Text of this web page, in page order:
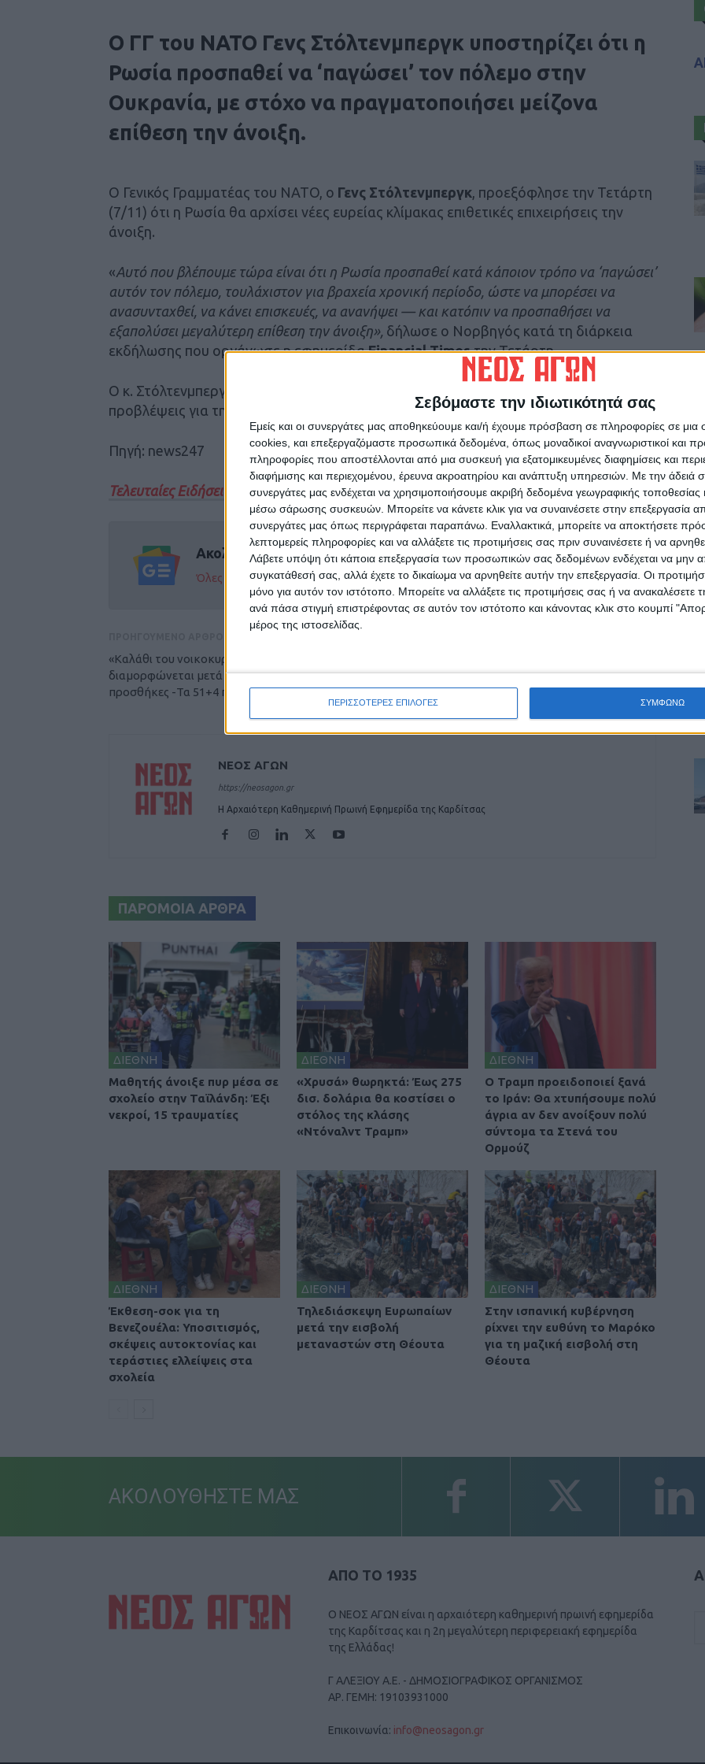
Σεβόμαστε την ιδιωτικότητά σας
Εμείς και οι συνεργάτες μας αποθηκεύουμε και/ή έχουμε πρόσβαση σε πληροφορίες σε
cookies, και επεξεργαζόμαστε προσωπικά δεδομένα, όπως μοναδικοί αναγνωριστικοί και
πληροφορίες που αποστέλλονται από μια συσκευή για εξατομικευμένες διαφημίσεις και
διαφήμισης και περιεχομένου, έρευνα ακροατηρίου και ανάπτυξη υπηρεσιών. Με την άδειά
συνεργάτες μας ενδέχεται να χρησιμοποιήσουμε ακριβή δεδομένα γεωγραφικής τοποθεσίας
μέσω σάρωσης συσκευών. Μπορείτε να κάνετε κλικ για να συναινέσετε στην επεξεργασία
συνεργάτες μας όπως περιγράφεται παραπάνω. Εναλλακτικά, μπορείτε να αποκτήσετε
λεπτομερείς πληροφορίες και να αλλάξετε τις προτιμήσεις σας πριν συναινέσετε ή να
Λάβετε υπόψη ότι κάποια επεξεργασία των προσωπικών σας δεδομένων ενδέχεται να μην
συγκατάθεσή σας, αλλά έχετε το δικαίωμα να αρνηθείτε αυτήν την επεξεργασία. Οι
μόνο για αυτόν τον ιστότοπο. Μπορείτε να αλλάξετε τις προτιμήσεις σας ή να ανακαλέσετε
ανά πάσα στιγμή επιστρέφοντας σε αυτόν τον ιστότοπο και κάνοντας κλικ στο κουμπί
μέρος της ιστοσελίδας.
ΠΕΡΙΣΣΟΤΕΡΕΣ ΕΠΙΛΟΓΕΣ ΣΥΜΦΩΝΩ
Ο ΓΓ του NATO Γενς Στόλτενμπεργκ υποστηρίζει ότι η
Ρωσία προσπαθεί να ‘παγώσει’ τον πόλεμο στην
Ουκρανία, με στόχο να πραγματοποιήσει μείζονα
επίθεση την άνοιξη.
Ο Γενικός Γραμματέας του NATO, ο Γενς Στόλτενμπεργκ, προεξόφλησε την Τετάρτη
(7/11) ότι η Ρωσία θα αρχίσει νέες ευρείας κλίμακας επιθετικές επιχειρήσεις την
άνοιξη.
«Αυτό που βλέπουμε τώρα είναι ότι η Ρωσία προσπαθεί κατά κάποιον τρόπο να ‘παγώσει’
αυτόν τον πόλεμο, τουλάχιστον για βραχεία χρονική περίοδο, ώστε να μπορέσει να
ανασυνταχθεί, να κάνει επισκευές, να ανανήψει — και κατόπιν να προσπαθήσει να
εξαπολύσει μεγαλύτερη επίθεση την άνοιξη», δήλωσε ο Νορβηγός κατά τη διάρκεια
εκδήλωσης που οργάνωσε η εφημερίδαFinancial Timesτην Τετάρτη.
Ο κ. Στόλτενμπεργκ έχει τονίσει επανειλημμένα ότι είναι δύσκολο να γίνουν
προβλέψεις για την πορεία του συνεχιζόμενου πολέμου στην Ουκρανία.
Πηγή: news247
Τελευταίες Ειδήσεις Σήμερα
Ακολούθησε την εφημερίδα ΝΕΟΣ ΑΓΩΝ στο Google News!
Όλες οι εξελίξεις στην περιοχή της Καρδίτσας και ευρύτερα της Θεσσαλίας
«Καλάθι του νοικοκυριού»: Πώς
διαμορφώνεται μετά τις... χριστουγεννιάτικες
προσθήκες -Τα 51+4 προϊόντα (λίστα)
ΝΕΟΣ ΑΓΩΝ
https://neosagon.gr
Η Αρχαιότερη Καθημερινή Πρωινή Εφημερίδα της Καρδίτσας
ΠΑΡΟΜΟΙΑ ΑΡΘΡΑ
ΔΙΕΘΝΗ
Μαθητής άνοιξε πυρ μέσα σε
σχολείο στην Ταϊλάνδη: Έξι
νεκροί, 15 τραυματίες
ΔΙΕΘΝΗ
«Χρυσά» θωρηκτά: Έως 275
δισ. δολάρια θα κοστίσει ο
στόλος της κλάσης
«Ντόναλντ Τραμπ»
ΔΙΕΘΝΗ
O Τραμπ προειδοποιεί ξανά
το Ιράν: Θα χτυπήσουμε πολύ
άγρια αν δεν ανοίξουν πολύ
σύντομα τα Στενά του
Ορμούζ
ΔΙΕΘΝΗ
Έκθεση-σοκ για τη
Βενεζουέλα: Υποσιτισμός,
σκέψεις αυτοκτονίας και
τεράστιες ελλείψεις στα
σχολεία
ΔΙΕΘΝΗ
Τηλεδιάσκεψη Ευρωπαίων
μετά την εισβολή
μεταναστών στη Θέουτα
ΔΙΕΘΝΗ
Στην ισπανική κυβέρνηση
ρίχνει την ευθύνη το Μαρόκο
για τη μαζική εισβολή στη
Θέουτα
ΑΚΟΛΟΥΘΗΣΤΕ ΜΑΣ
ΑΠΟ ΤΟ 1935
Ο ΝΕΟΣ ΑΓΩΝ είναι η αρχαιότερη καθημερινή πρωινή εφημερίδα
της Καρδίτσας και η 2η μεγαλύτερη περιφερειακή εφημερίδα
της Ελλάδας!
Γ ΑΛΕΞΙΟΥ Α.Ε. - ΔΗΜΟΣΙΟΓΡΑΦΙΚΟΣ ΟΡΓΑΝΙΣΜΟΣ
ΑΡ. ΓΕΜΗ: 19103931000
Επικοινωνία: info@neosagon.gr